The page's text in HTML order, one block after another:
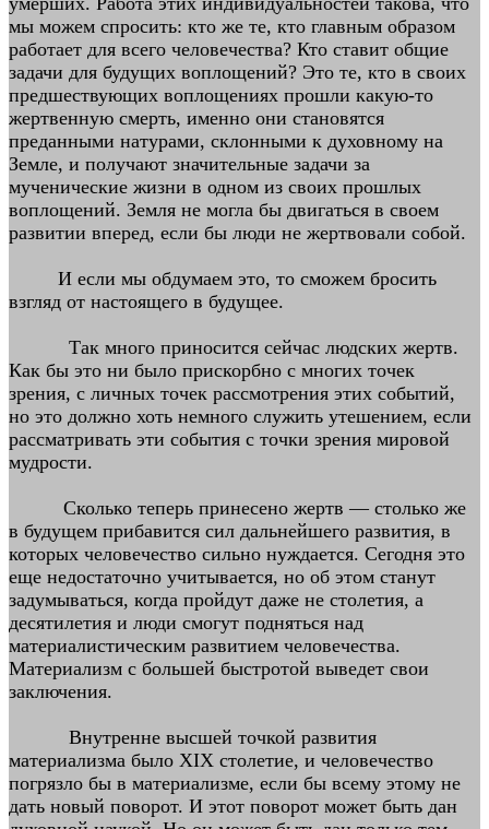
мы можем спросить: кто же те, кто главным образом
работает для всего человечества? Кто ставит общие
задачи для будущих воплощений? Это те, кто в своих
предшествующих воплощениях прошли какую-то
жертвенную смерть, именно они становятся
преданными натурами, склонными к духовному на
Земле, и получают значительные задачи за
мученические жизни в одном из своих прошлых
воплощений. Земля не могла бы двигаться в своем
развитии вперед, если бы люди не жертвовали собой.
И если мы обдумаем это, то сможем бросить
взгляд от настоящего в будущее.
Так много приносится сейчас людских жертв.
Как бы это ни было прискорбно с многих точек
зрения, с личных точек рассмотрения этих событий,
но это должно хоть немного служить утешением, если
рассматривать эти события с точки зрения мировой
мудрости.
Сколько теперь принесено жертв — столько же
в будущем прибавится сил дальнейшего развития, в
которых человечество сильно нуждается. Сегодня это
еще недостаточно учитывается, но об этом станут
задумываться, когда пройдут даже не столетия, а
десятилетия и люди смогут подняться над
материалистическим развитием человечества.
Материализм с большей быстротой выведет свои
заключения.
Внутренне высшей точкой развития
материализма было XIX столетие, и человечество
погрязло бы в материализме, если бы всему этому не
дать новый поворот. И этот поворот может быть дан